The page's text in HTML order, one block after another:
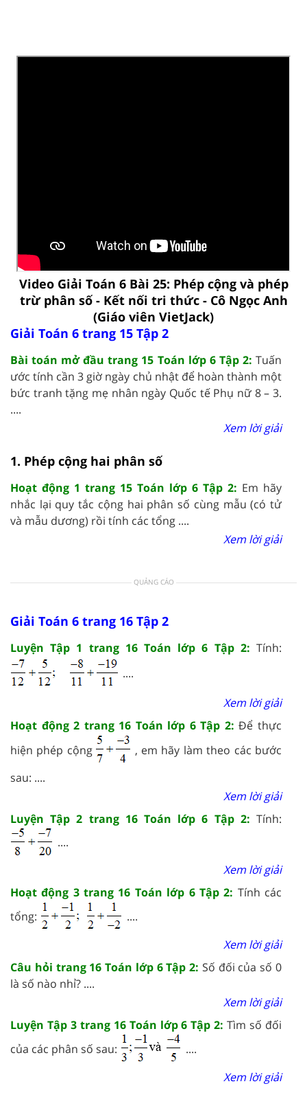
Video Giải Toán 6 Bài 25: Phép cộng và phép
trừ phân số - Kết nối tri thức - Cô Ngọc Anh
(Giáo viên VietJack)
Giải Toán 6 trang 15 Tập 2
Bài toán mở đầu trang 15 Toán lớp 6 Tập 2: Tuấn
ước tính cần 3 giờ ngày chủ nhật để hoàn thành một
bức tranh tặng mẹ nhân ngày Quốc tế Phụ nữ 8 – 3.
....
Xem lời giải
1. Phép cộng hai phân số
Hoạt động 1 trang 15 Toán lớp 6 Tập 2: Em hãy
nhắc lại quy tắc cộng hai phân số cùng mẫu (có tử
và mẫu dương) rồi tính các tổng ....
Xem lời giải
QUẢNG CÁO
Giải Toán 6 trang 16 Tập 2
Luyện Tập 1 trang 16 Toán lớp 6 Tập 2: Tính:
....
Xem lời giải
Hoạt động 2 trang 16 Toán lớp 6 Tập 2:Để thực
hiện phép cộng
, em hãy làm theo các bước
sau: ....
Xem lời giải
Luyện Tập 2 trang 16 Toán lớp 6 Tập 2: Tính:
....
Xem lời giải
Hoạt động 3 trang 16 Toán lớp 6 Tập 2: Tính các
tổng:
....
Xem lời giải
Câu hỏi trang 16 Toán lớp 6 Tập 2: Số đối của số 0
là số nào nhỉ? ....
Xem lời giải
Luyện Tập 3 trang 16 Toán lớp 6 Tập 2:Tìm số đối
của các phân số sau:
....
Xem lời giải